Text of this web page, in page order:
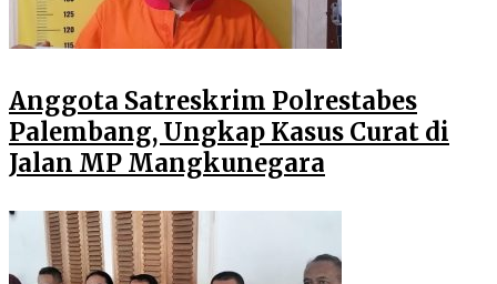
Anggota Satreskrim Polrestabes
Palembang, Ungkap Kasus Curat di
Jalan MP Mangkunegara